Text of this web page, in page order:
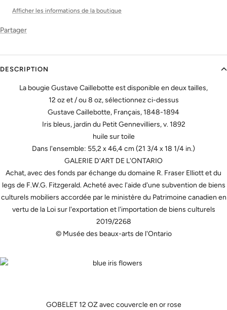
Afficher les informations de la boutique
Partager
DESCRIPTION
La bougie Gustave Caillebotte est disponible en deux tailles,
12 oz et / ou 8 oz, sélectionnez ci-dessus
Gustave Caillebotte, Français, 1848-1894
Iris bleus, jardin du Petit Gennevilliers, v. 1892
huile sur toile
Dans l'ensemble: 55,2 x 46,4 cm (21 3/4 x 18 1/4 in.)
GALERIE D'ART DE L'ONTARIO
Achat, avec des fonds par échange du domaine R. Fraser Elliott et du
legs de F.W.G. Fitzgerald. Acheté avec l'aide d'une subvention de biens
culturels mobiliers accordée par le ministère du Patrimoine canadien en
vertu de la Loi sur l'exportation et l'importation de biens culturels
2019/2268
© Musée des beaux-arts de l'Ontario
GOBELET 12 OZ avec couvercle en or rose